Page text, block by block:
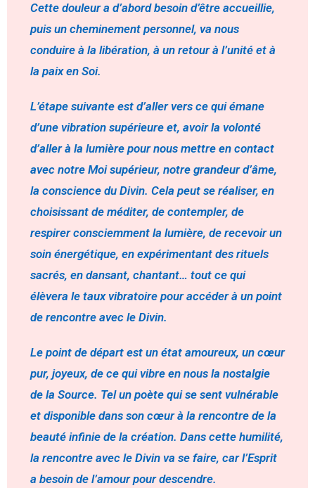
Cette douleur a d’abord besoin d’être accueillie,
puis un cheminement personnel, va nous
conduire à la libération, à un retour à l’unité et à
la paix en Soi.
L’étape suivante est d’aller vers ce qui émane
d’une vibration supérieure et, avoir la volonté
d’aller à la lumière pour nous mettre en contact
avec notre Moi supérieur, notre grandeur d’âme,
la conscience du Divin. Cela peut se réaliser, en
choisissant de méditer, de contempler, de
respirer consciemment la lumière, de recevoir un
soin énergétique, en expérimentant des rituels
sacrés, en dansant, chantant… tout ce qui
élèvera le taux vibratoire pour accéder à un point
de rencontre avec le Divin.
Le point de départ est un état amoureux, un cœur
pur, joyeux, de ce qui vibre en nous la nostalgie
de la Source. Tel un poète qui se sent vulnérable
et disponible dans son cœur à la rencontre de la
beauté infinie de la création. Dans cette humilité,
la rencontre avec le Divin va se faire, car l’Esprit
a besoin de l’amour pour descendre.